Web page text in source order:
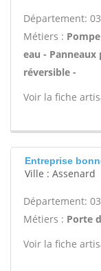
Département: 03
Métiers :
eau -
réversible -
Voir la fiche
Entreprise
Ville : Assenard
Département: 03
Métiers : Porte
Voir la fiche